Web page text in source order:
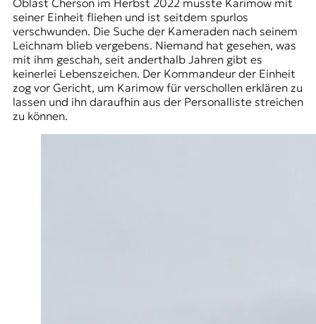
seiner Einheit fliehen und ist seitdem spurlos
verschwunden. Die Suche der Kameraden nach seinem
Leichnam blieb vergebens. Niemand hat gesehen, was
mit ihm geschah, seit anderthalb Jahren gibt es
keinerlei Lebenszeichen. Der Kommandeur der Einheit
zog vor Gericht, um Karimow für verschollen erklären zu
lassen und ihn daraufhin aus der Personalliste streichen
zu können.